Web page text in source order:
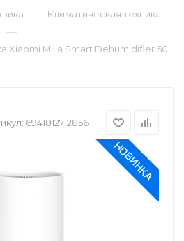
— Климатическая техника
—
Xiaomi Mijia Smart Dehumidifier 50L
6941812712856